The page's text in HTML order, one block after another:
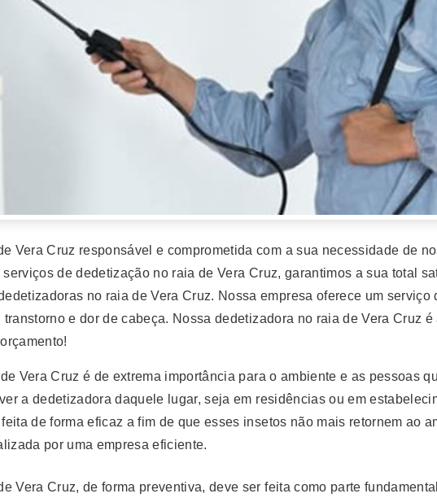
Vera Cruz responsável e comprometida com a sua necessidade de
de dedetização no raia de Vera Cruz, garantimos a sua total
no raia de Vera Cruz. Nossa empresa oferece um
e dor de cabeça. Nossa dedetizadora no raia de Vera Cruz
Vera Cruz é de extrema importância para o ambiente e as pessoas
a dedetizadora daquele lugar, seja em residências ou em
de forma eficaz a fim de que esses insetos não mais retornem ao
por uma empresa eficiente.
Vera Cruz, de forma preventiva, deve ser feita como parte